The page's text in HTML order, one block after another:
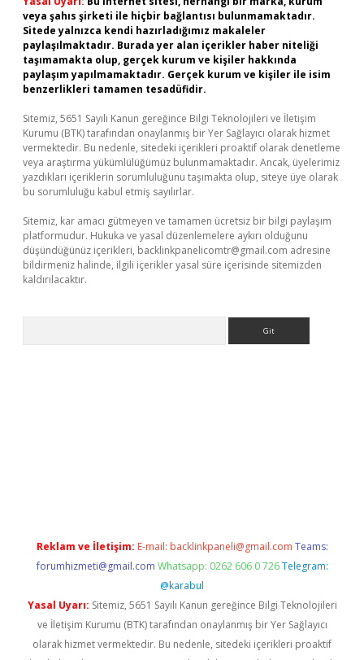
veya şahıs şirketi ile hiçbir bağlantısı bulunmamaktadır.
Sitede yalnızca kendi hazırladığımız makaleler
paylaşılmaktadır. Burada yer alan içerikler haber niteliği
taşımamakta olup, gerçek kurum ve kişiler hakkında
paylaşım yapılmamaktadır. Gerçek kurum ve kişiler ile isim
benzerlikleri tamamen tesadüfidir.
Sitemiz, 5651 Sayılı Kanun gereğince Bilgi Teknolojileri ve İletişim
Kurumu (BTK) tarafından onaylanmış bir Yer Sağlayıcı olarak hizmet
vermektedir. Bu nedenle, sitedeki içerikleri proaktif olarak denetleme
veya araştırma yükümlülüğümüz bulunmamaktadır. Ancak, üyelerimiz
yazdıkları içeriklerin sorumluluğunu taşımakta olup, siteye üye olarak
bu sorumluluğu kabul etmiş sayılırlar.
Sitemiz, kar amacı gütmeyen ve tamamen ücretsiz bir bilgi paylaşım
platformudur. Hukuka ve yasal düzenlemelere aykırı olduğunu
düşündüğünüz içerikleri, backlinkpanelicomtr@gmail.com adresine
bildirmeniz halinde, ilgili içerikler yasal süre içerisinde sitemizden
kaldırılacaktır.
Reklam ve İletişim: E-mail: backlinkpaneli@gmail.com Teams:
forumhizmeti@gmail.com Whatsapp: 0262 606 0 726 Telegram:
@karabul
Yasal Uyarı: Sitemiz, 5651 Sayılı Kanun gereğince Bilgi Teknolojileri
ve İletişim Kurumu (BTK) tarafından onaylanmış bir Yer Sağlayıcı
olarak hizmet vermektedir. Bu nedenle, sitedeki içerikleri proaktif